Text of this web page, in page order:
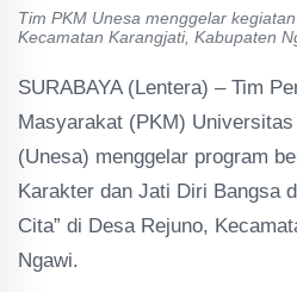
Tim PKM Unesa menggelar
Kecamatan Karangjati, Kabupaten
SURABAYA (Lentera) – Tim
Masyarakat (PKM)
(Unesa) menggelar program
Karakter dan Jati Diri Bangsa
Cita” di Desa Rejuno,
Ngawi.